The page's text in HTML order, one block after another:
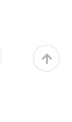
Torna